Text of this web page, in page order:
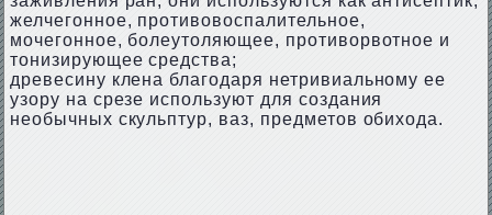
желчегонное, противовоспалительное,
мочегонное, болеутоляющее, противорвотное и
тонизирующее средства;
древесину клена благодаря нетривиальному ее
узору на срезе используют для создания
необычных скульптур, ваз, предметов обихода.